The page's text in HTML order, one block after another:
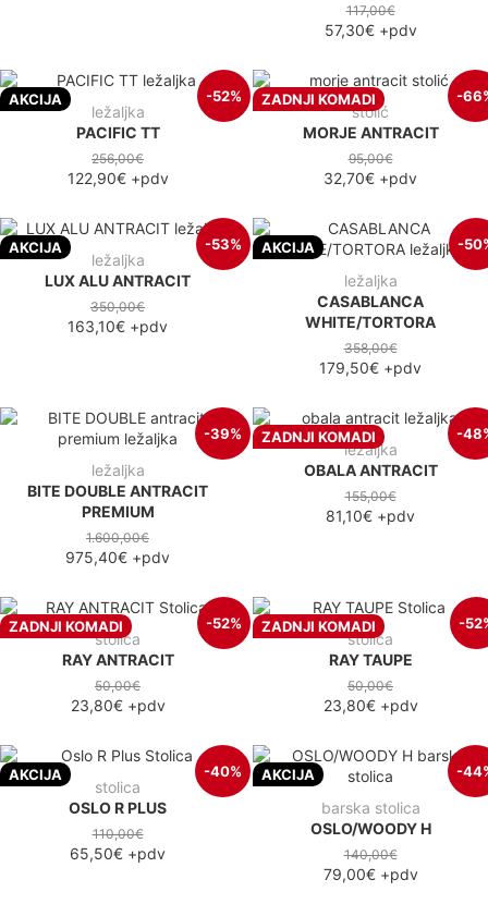
117,00€
57,30€+pdv
AKCIJA -52%
ležaljka
PACIFIC TT
256,00€
122,90€+pdv
ZADNJI KOMADI -
stolić
MORJE ANTRACIT
95,00€
32,70€ +pdv
AKCIJA -53%
ležaljka
LUX ALU ANTRACIT
350,00€
163,10€ +pdv
AKCIJA -
ležaljka
CASABLANCA
WHITE/TORTORA
358,00€
179,50€ +pdv
-39%
ležaljka
BITE DOUBLE ANTRACIT
PREMIUM
1.600,00€
975,40€ +pdv
ZADNJI KOMADI -
ležaljka
OBALA ANTRACIT
155,00€
81,10€ +pdv
ZADNJI KOMADI -52%
stolica
RAY ANTRACIT
50,00€
23,80€+pdv
ZADNJI KOMADI -
stolica
RAY TAUPE
50,00€
23,80€+pdv
AKCIJA -40%
stolica
OSLO R PLUS
110,00€
65,50€ +pdv
AKCIJA -
barska stolica
OSLO/WOODY H
140,00€
79,00€+pdv